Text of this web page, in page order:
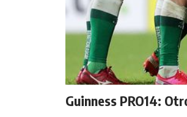
Guinness PRO14: